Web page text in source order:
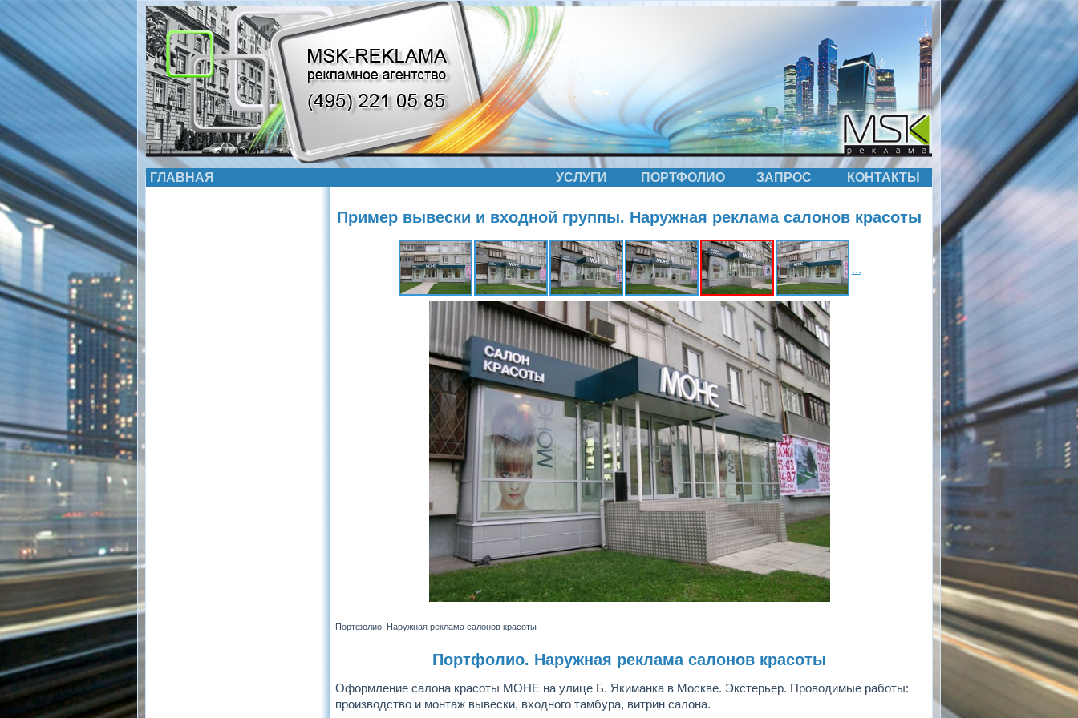
ГЛАВНАЯ УСЛУГИ ПОРТФОЛИО ЗАПРОС КОНТАКТЫ
Пример вывески и входной группы. Наружная реклама салонов красоты
...
Портфолио. Наружная реклама салонов красоты
Портфолио. Наружная реклама салонов красоты
Оформление салона красоты МОНЕ на улице Б. Якиманка в Москве. Экстерьер. Проводимые работы:
производство и монтаж вывески, входного тамбура, витрин салона.